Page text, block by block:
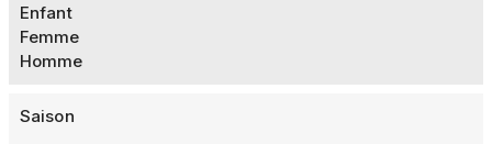
Enfant
Femme
Homme
Saison